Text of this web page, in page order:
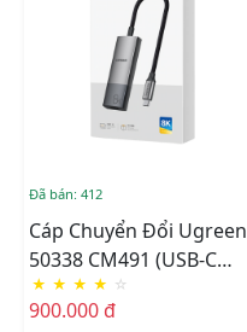
Đã bán: 412
Cáp Chuyển Đổi Ugreen
50338 CM491 (USB-C
Sang HDMI, 7cm, 8K
60Hz)
★ ★ ★ ★ ☆
900.000 đ